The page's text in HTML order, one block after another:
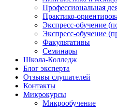
Профессиональная
Практико-
Экспресс-обучение
Экспресс-обучение
Факультативы
Семинары
Школа-Колледж
Блог эксперта
Отзывы слушателей
Контакты
Микрокурсы
Микрообучение